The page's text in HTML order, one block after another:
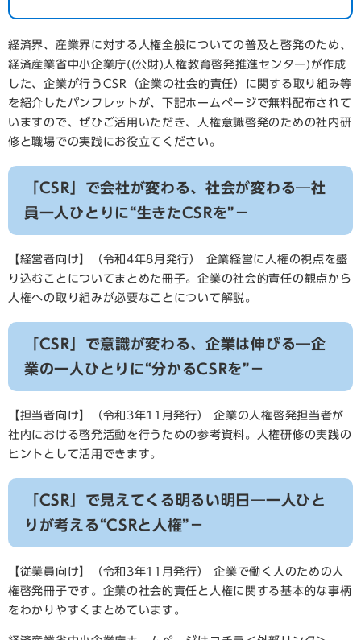
経済界、産業界に対する人権全般についての普及と啓発のため、
経済産業省中小企業庁((公財)人権教育啓発推進センター)が作成
した、企業が行うCSR（企業の社会的責任）に関する取り組み等
を紹介したパンフレットが、下記ホームページで無料配布されて
いますので、ぜひご活用いただき、人権意識啓発のための社内研
修と職場での実践にお役立てください。
「CSR」で会社が変わる、社会が変わる―社
員一人ひとりに“生きたCSRを”－
【経営者向け】（令和4年8月発行） 企業経営に人権の視点を盛
り込むことについてまとめた冊子。企業の社会的責任の観点から
人権への取り組みが必要なことについて解説。
「CSR」で意識が変わる、企業は伸びる―企
業の一人ひとりに“分かるCSRを”－
【担当者向け】（令和3年11月発行） 企業の人権啓発担当者が
社内における啓発活動を行うための参考資料。人権研修の実践の
ヒントとして活用できます。
「CSR」で見えてくる明るい明日―一人ひと
りが考える“CSRと人権”－
【従業員向け】（令和3年11月発行） 企業で働く人のための人
権啓発冊子です。企業の社会的責任と人権に関する基本的な事柄
をわかりやすくまとめています。